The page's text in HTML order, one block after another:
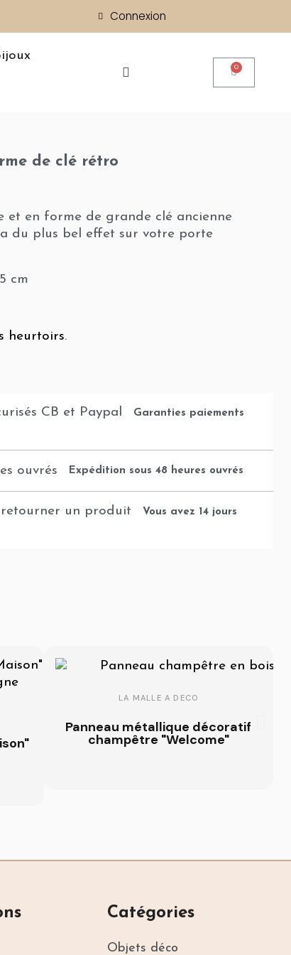
Connexion
de clé rétro
et en forme de grande clé ancienne
du plus bel effet sur votre porte
cm
heurtoirs.
Garanties paiements
Expédition sous 48 heures ouvrés
Vous avez 14 jours
LA MALLE A DECO
Panneau métallique décoratif
champêtre "Welcome"
Catégories
Objets déco